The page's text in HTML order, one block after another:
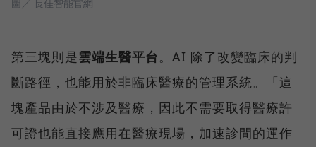
圖／ 長佳智能官網
第三塊則是雲端生醫平台。AI 除了改變臨床的判
斷路徑，也能用於非臨床醫療的管理系統。「這
塊產品由於不涉及醫療，因此不需要取得醫療許
可證也能直接應用在醫療現場，加速診間的運作